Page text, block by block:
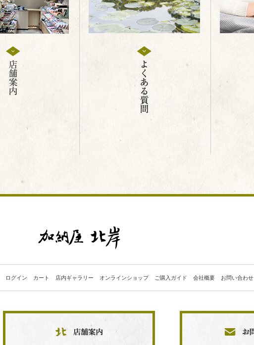
ログイン カート 店内ギャラリー オンラインショップ ご購入ガイド 会社概要 お問い合わせ